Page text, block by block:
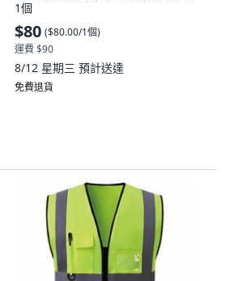
1個
$80 ($80.00/1個)
運費 $90
8/12 星期三 預計送達
免費退貨